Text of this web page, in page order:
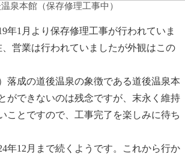
泉本館（保存修理工事中）
年1月より保存修理工事が行われていま
、営業は行われていましたが外観はこの
落成の道後温泉の象徴である道後温泉本
ができないのは残念ですが、末永く維持
ことですので、工事完了を楽しみに待ち
年12月まで続くようです。これから行か